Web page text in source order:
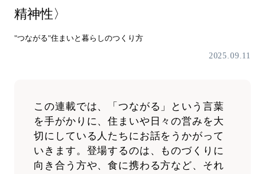
精神性〉
"つながる"住まいと暮らしのつくり方
2025.09.11
この連載では、「つながる」という言葉
を手がかりに、住まいや日々の営みを大
切にしている人たちにお話をうかがって
いきます。登場するのは、ものづくりに
向き合う方や、食に携わる方など、それ